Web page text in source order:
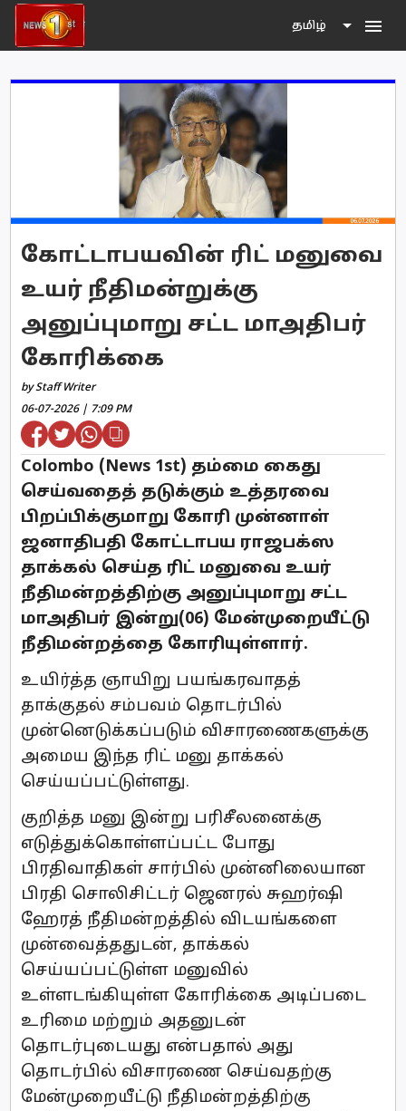
தமிழ் menu
கோட்டாபயவின் ரிட் மனுவை
உயர் நீதிமன்றுக்கு
அனுப்புமாறு சட்ட மாஅதிபர்
கோரிக்கை
by Staff Writer
06-07-2026 | 7:09 PM
Colombo (News 1st) தம்மை கைது
செய்வதைத் தடுக்கும் உத்தரவை
பிறப்பிக்குமாறு கோரி முன்னாள்
ஜனாதிபதி கோட்டாபய ராஜபக்ஸ
தாக்கல் செய்த ரிட் மனுவை உயர்
நீதிமன்றத்திற்கு அனுப்புமாறு சட்ட
மாஅதிபர் இன்று(06) மேன்முறையீட்டு
நீதிமன்றத்தை கோரியுள்ளார்.
உயிர்த்த ஞாயிறு பயங்கரவாதத்
தாக்குதல் சம்பவம் தொடர்பில்
முன்னெடுக்கப்படும் விசாரணைகளுக்கு
அமைய இந்த ரிட் மனு தாக்கல்
செய்யப்பட்டுள்ளது.
குறித்த மனு இன்று பரிசீலனைக்கு
எடுத்துக்கொள்ளப்பட்ட போது
பிரதிவாதிகள் சார்பில் முன்னிலையான
பிரதி சொலிசிட்டர் ஜெனரல் சுஹர்ஷி
ஹேரத் நீதிமன்றத்தில் விடயங்களை
முன்வைத்ததுடன், தாக்கல்
செய்யப்பட்டுள்ள மனுவில்
உள்ளடங்கியுள்ள கோரிக்கை அடிப்படை
உரிமை மற்றும் அதனுடன்
தொடர்புடையது என்பதால் அது
தொடர்பில் விசாரணை செய்வதற்கு
மேன்முறையீட்டு நீதிமன்றத்திற்கு